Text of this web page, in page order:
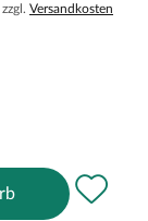
Versandkosten